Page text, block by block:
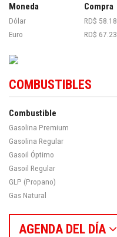
Moneda Compra
Dólar RD$ 58.18
Euro
RD$ 67.23
COMBUSTIBLES
Combustible
Gasolina Premium
Gasolina Regular
Gasoil Óptimo
Gasoil Regular
GLP (Propano)
Gas Natural
AGENDA DEL DÍA